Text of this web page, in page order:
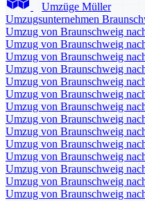
Umzüge Müller
Umzugsunternehmen
Umzug von Braunschweig
Umzug von Braunschweig
Umzug von Braunschweig
Umzug von Braunschweig
Umzug von Braunschweig
Umzug von Braunschweig
Umzug von Braunschweig
Umzug von Braunschweig
Umzug von Braunschweig
Umzug von Braunschweig
Umzug von Braunschweig
Umzug von Braunschweig
Umzug von Braunschweig
Umzug von Braunschweig